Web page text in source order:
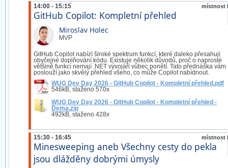
místnost
14:00 - 15:15
GitHub Copilot: Kompletní přehled
Miroslav Holec
MVP
GitHub Copilot nabízí široké spektrum funkcí, které daleko přesahují
obyčejné doplňování kódu. Existuje několik důvodů, proč o naprosté
většině funkcí nemají .NET vývojáři vůbec ponětí. Tato přednáška vám
poslouží jako skvělý přehled všeho, co může Copilot nabídnout.
WUG Dev Day 2026 - GitHub Copilot - Kompletní přehled.pdf
546kB, staženo 570x
WUG Dev Day 2026 - GitHub Copilot - Kompletní přehled -
Dema.zip
492kB, staženo 428x
místnost
15:30 - 16:45
Minesweeping aneb Všechny cesty do pekla
jsou dlážděny dobrými úmysly